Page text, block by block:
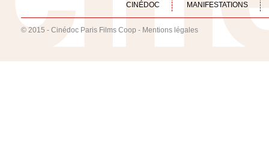
CINÉDOC MANIFESTATIONS
© 2015 - Cinédoc Paris Films Coop - Mentions légales